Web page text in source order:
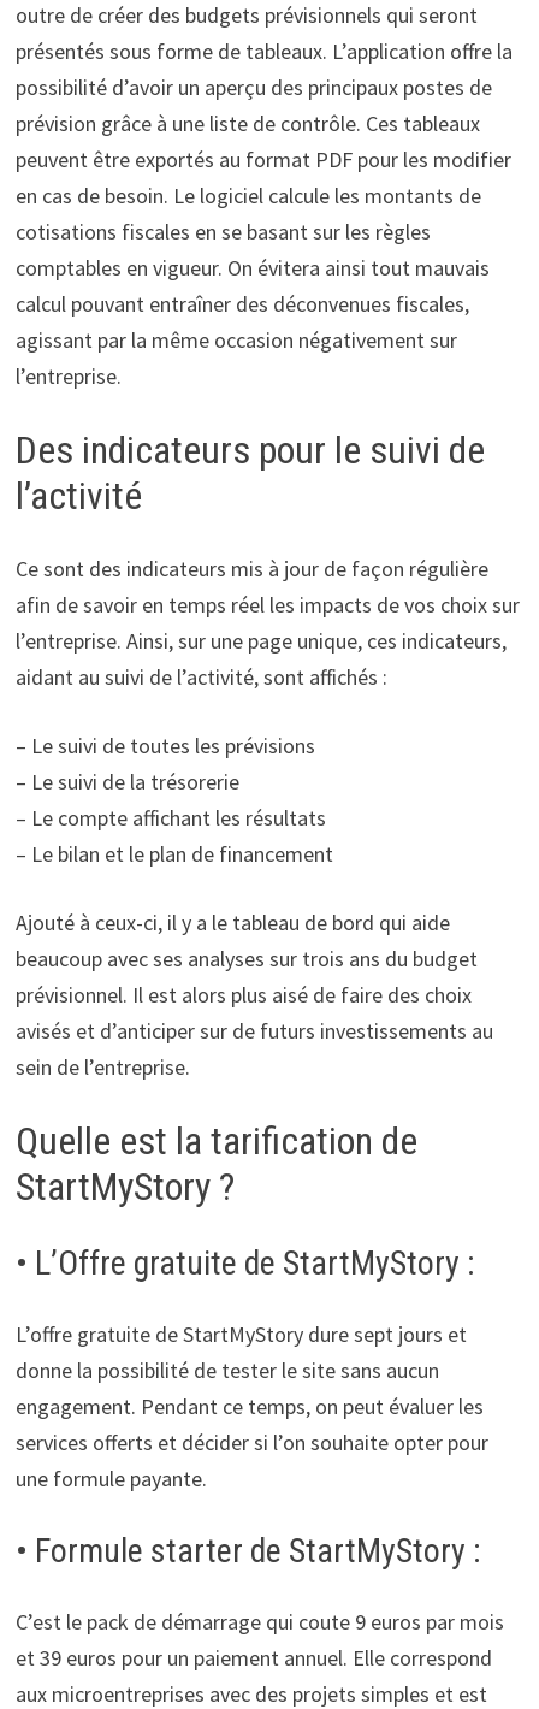
outre de créer des budgets prévisionnels qui seront
présentés sous forme de tableaux. L’application offre la
possibilité d’avoir un aperçu des principaux postes de
prévision grâce à une liste de contrôle. Ces tableaux
peuvent être exportés au format PDF pour les modifier
en cas de besoin. Le logiciel calcule les montants de
cotisations fiscales en se basant sur les règles
comptables en vigueur. On évitera ainsi tout mauvais
calcul pouvant entraîner des déconvenues fiscales,
agissant par la même occasion négativement sur
l’entreprise.
Des indicateurs pour le suivi de
l’activité
Ce sont des indicateurs mis à jour de façon régulière
afin de savoir en temps réel les impacts de vos choix sur
l’entreprise. Ainsi, sur une page unique, ces indicateurs,
aidant au suivi de l’activité, sont affichés :
– Le suivi de toutes les prévisions
– Le suivi de la trésorerie
– Le compte affichant les résultats
– Le bilan et le plan de financement
Ajouté à ceux-ci, il y a le tableau de bord qui aide
beaucoup avec ses analyses sur trois ans du budget
prévisionnel. Il est alors plus aisé de faire des choix
avisés et d’anticiper sur de futurs investissements au
sein de l’entreprise.
Quelle est la tarification de
StartMyStory ?
• L’Offre gratuite de StartMyStory :
L’offre gratuite de StartMyStory dure sept jours et
donne la possibilité de tester le site sans aucun
engagement. Pendant ce temps, on peut évaluer les
services offerts et décider si l’on souhaite opter pour
une formule payante.
• Formule starter de StartMyStory :
C’est le pack de démarrage qui coute 9 euros par mois
et 39 euros pour un paiement annuel. Elle correspond
aux microentreprises avec des projets simples et est